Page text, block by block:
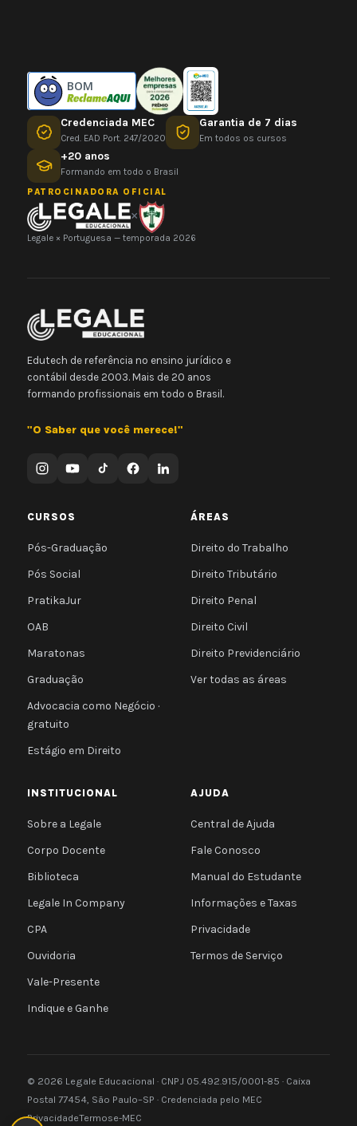
BOM
Credenciada MEC
Cred. EAD Port. 247/2020
Garantia de 7 dias
Em todos os cursos
+20 anos
Formando em todo o Brasil
PATROCINADORA OFICIAL
×
Legale × Portuguesa — temporada 2026
Edutech de referência no ensino jurídico e
contábil desde 2003. Mais de 20 anos
formando profissionais em todo o Brasil.
"O Saber que você merece!"
CURSOS
Pós-Graduação
Pós Social
PratikaJur
OAB
Maratonas
Graduação
Advocacia como Negócio ·
gratuito
Estágio em Direito
ÁREAS
Direito do Trabalho
Direito Tributário
Direito Penal
Direito Civil
Direito Previdenciário
Ver todas as áreas
INSTITUCIONAL
Sobre a Legale
Corpo Docente
Biblioteca
Legale In Company
CPA
Ouvidoria
Vale-Presente
Indique e Ganhe
AJUDA
Central de Ajuda
Fale Conosco
Manual do Estudante
Informações e Taxas
Privacidade
Termos de Serviço
© 2026 Legale Educacional · CNPJ 05.492.915/0001-85 · Caixa
Postal 77454, São Paulo–SP · Credenciada pelo MEC
PrivacidadeTermose-MEC